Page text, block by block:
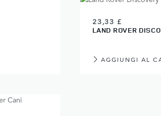
23,33 £
LAND ROVER
AGGIUNGI AL